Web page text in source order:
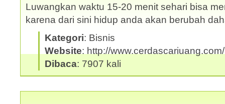
Luwangkan waktu 15-20 menit sehari bisa
karena dari sini hidup anda akan berubah
Kategori: Bisnis
Website: http://
Dibaca: 7907 kali